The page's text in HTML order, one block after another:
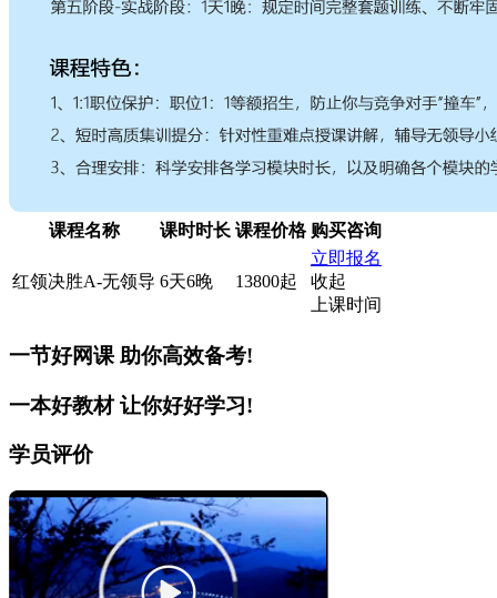
课程名称 课时时长 课程价格 购买咨询
红领决胜A-无领导 6天6晚 13800起
立即报名
收起
上课时间
一节好网课 助你高效备考!
一本好教材让你好好学习!
学员评价